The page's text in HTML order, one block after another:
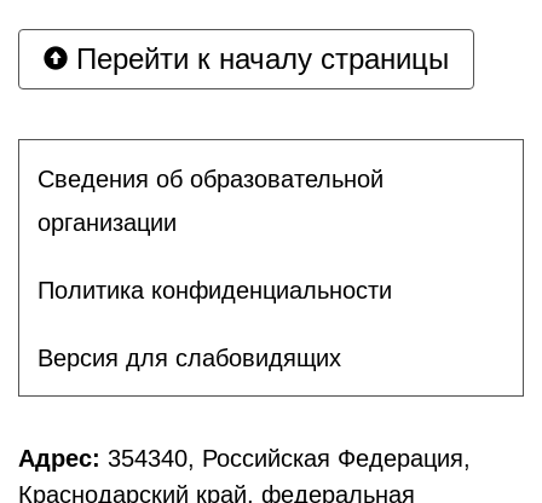
Перейти к началу страницы
Сведения об образовательной
организации
Политика конфиденциальности
Версия для слабовидящих
Адрес: 354340, Российская Федерация,
Краснодарский край, федеральная